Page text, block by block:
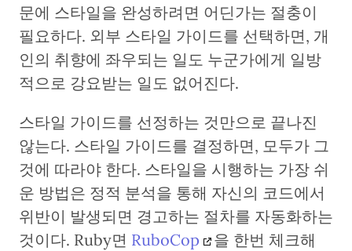
문에 스타일을 완성하려면 어딘가는 절충이
필요하다. 외부 스타일 가이드를 선택하면, 개
인의 취향에 좌우되는 일도 누군가에게 일방
적으로 강요받는 일도 없어진다.
스타일 가이드를 선정하는 것만으로 끝나진
않는다. 스타일 가이드를 결정하면, 모두가 그
것에 따라야 한다. 스타일을 시행하는 가장 쉬
운 방법은 정적 분석을 통해 자신의 코드에서
위반이 발생되면 경고하는 절차를 자동화하는
것이다. Ruby면 RuboCop
을 한번 체크해